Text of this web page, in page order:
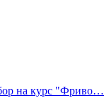
на курс "Фриво…